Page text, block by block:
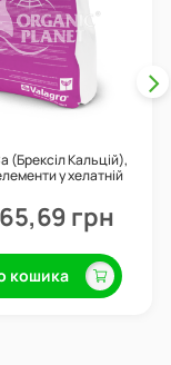
(Брексіл Кальцій),
у хелатній
грн
кошика